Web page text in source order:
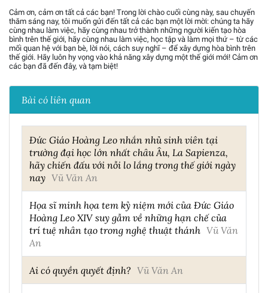
Cảm ơn, cảm ơn tất cả các bạn! Trong lời chào cuối cùng này, sau chuyến
thăm sáng nay, tôi muốn gửi đến tất cả các bạn một lời mời: chúng ta hãy
cùng nhau làm việc, hãy cùng nhau trở thành những người kiến tạo hòa
bình trên thế giới, hãy cùng nhau làm việc, học tập và làm mọi thứ – từ các
mối quan hệ với bạn bè, lời nói, cách suy nghĩ – để xây dựng hòa bình trên
thế giới. Hãy luôn hy vọng vào khả năng xây dựng một thế giới mới! Cảm ơn
các bạn đã đến đây, và tạm biệt!
Bài có liên quan
Đức Giáo Hoàng Leo nhắn nhủ sinh viên tại
trường đại học lớn nhất châu Âu, La Sapienza,
hãy chiến đấu với nỗi lo lắng trong thế giới ngày
nay Vũ Văn An
Họa sĩ minh họa tem kỷ niệm mới của Đức Giáo
Hoàng Leo XIV suy gẫm về những hạn chế của
trí tuệ nhân tạo trong nghệ thuật thánh Vũ Văn
An
Ai có quyền quyết định? Vũ Văn An